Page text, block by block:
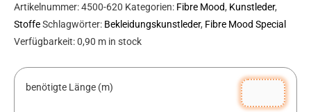
Artikelnummer:4500-620 Kategorien: Fibre Mood, Kunstleder,
StoffeSchlagwörter: Bekleidungskunstleder, Fibre Mood Special
Verfügbarkeit:0,90 m in stock
benötigte Länge (m)